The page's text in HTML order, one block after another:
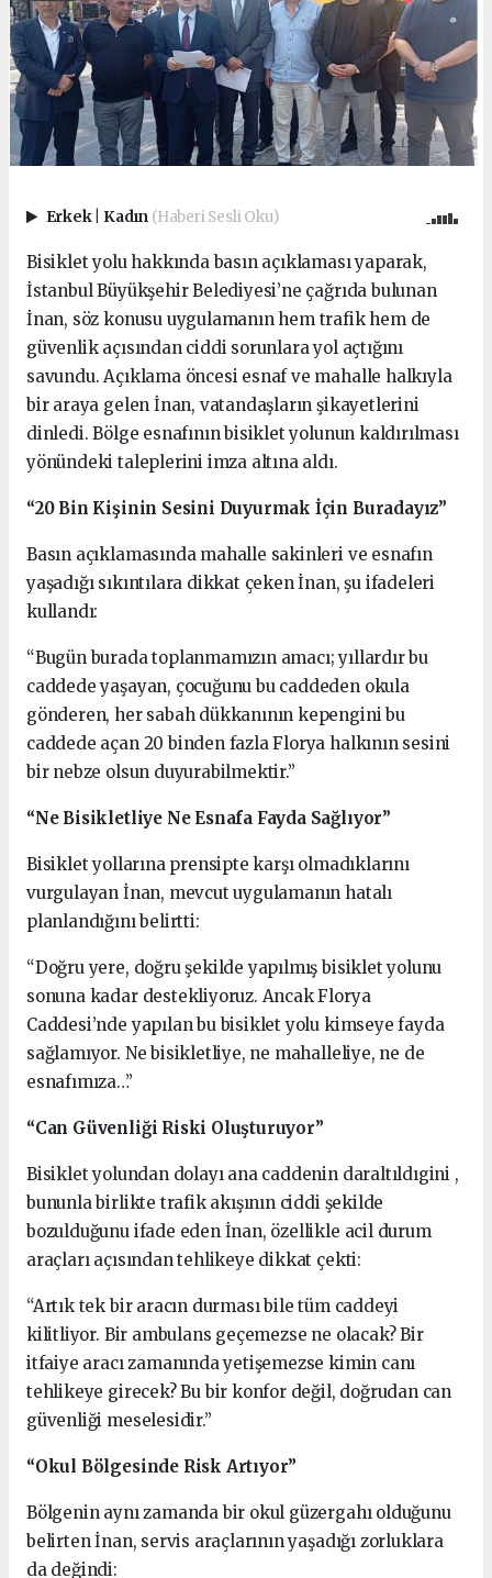
Erkek Kadın (Haberi Sesli Oku)
Bisiklet yolu hakkında basın açıklaması yaparak,
İstanbul Büyükşehir Belediyesi’ne çağrıda bulunan
İnan, söz konusu uygulamanın hem trafik hem de
güvenlik açısından ciddi sorunlara yol açtığını
savundu. Açıklama öncesi esnaf ve mahalle halkıyla
bir araya gelen İnan, vatandaşların şikayetlerini
dinledi. Bölge esnafının bisiklet yolunun kaldırılması
yönündeki taleplerini imza altına aldı.
“20 Bin Kişinin Sesini Duyurmak İçin Buradayız”
Basın açıklamasında mahalle sakinleri ve esnafın
yaşadığı sıkıntılara dikkat çeken İnan, şu ifadeleri
kullandı:
“Bugün burada toplanmamızın amacı; yıllardır bu
caddede yaşayan, çocuğunu bu caddeden okula
gönderen, her sabah dükkanının kepengini bu
caddede açan 20 binden fazla Florya halkının sesini
bir nebze olsun duyurabilmektir.”
“Ne Bisikletliye Ne Esnafa Fayda Sağlıyor”
Bisiklet yollarına prensipte karşı olmadıklarını
vurgulayan İnan, mevcut uygulamanın hatalı
planlandığını belirtti:
“Doğru yere, doğru şekilde yapılmış bisiklet yolunu
sonuna kadar destekliyoruz. Ancak Florya
Caddesi’nde yapılan bu bisiklet yolu kimseye fayda
sağlamıyor. Ne bisikletliye, ne mahalleliye, ne de
esnafımıza…”
“Can Güvenliği Riski Oluşturuyor”
Bisiklet yolundan dolayı ana caddenin daraltıldıgini ,
bununla birlikte trafik akışının ciddi şekilde
bozulduğunu ifade eden İnan, özellikle acil durum
araçları açısından tehlikeye dikkat çekti:
“Artık tek bir aracın durması bile tüm caddeyi
kilitliyor. Bir ambulans geçemezse ne olacak? Bir
itfaiye aracı zamanında yetişemezse kimin canı
tehlikeye girecek? Bu bir konfor değil, doğrudan can
güvenliği meselesidir.”
“Okul Bölgesinde Risk Artıyor”
Bölgenin aynı zamanda bir okul güzergahı olduğunu
belirten İnan, servis araçlarının yaşadığı zorluklara
da değindi: